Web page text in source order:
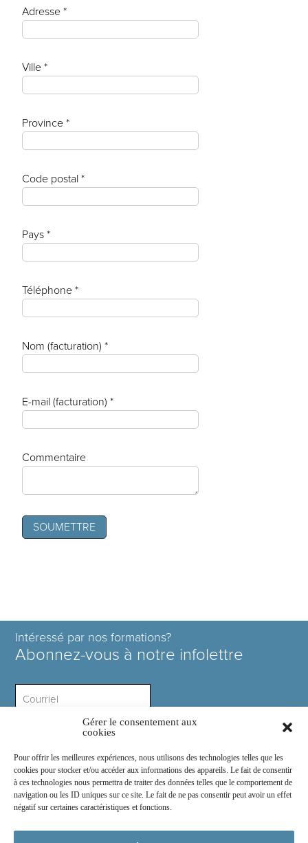
Gérer le consentement aux
cookies
Pour offrir les meilleures expériences, nous utilisons des technologies telles que les
cookies pour stocker et/ou accéder aux informations des appareils. Le fait de consentir
à ces technologies nous permettra de traiter des données telles que le comportement de
navigation ou les ID uniques sur ce site. Le fait de ne pas consentir peut avoir un effet
négatif sur certaines caractéristiques et fonctions.
Adresse *
Ville *
Province *
Code postal *
Pays *
Téléphone *
Nom (facturation) *
E-mail (facturation) *
Commentaire
Intéressé par nos formations?
Abonnez-vous à notre infolettre